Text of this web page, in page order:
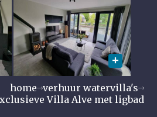
home verhuur watervilla's
Villa Alve met ligbad